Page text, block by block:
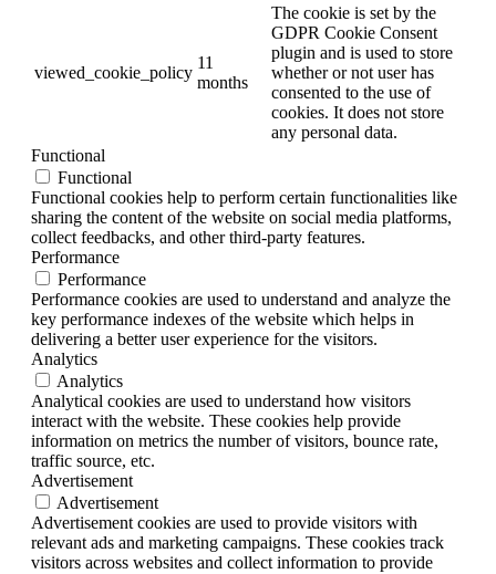
viewed_cookie_policy
11
months
The cookie is set by the
GDPR Cookie Consent
plugin and is used to store
whether or not user has
consented to the use of
cookies. It does not store
any personal data.
Functional
Functional
Functional cookies help to perform certain functionalities like
sharing the content of the website on social media platforms,
collect feedbacks, and other third-party features.
Performance
Performance
Performance cookies are used to understand and analyze the
key performance indexes of the website which helps in
delivering a better user experience for the visitors.
Analytics
Analytics
Analytical cookies are used to understand how visitors
interact with the website. These cookies help provide
information on metrics the number of visitors, bounce rate,
traffic source, etc.
Advertisement
Advertisement
Advertisement cookies are used to provide visitors with
relevant ads and marketing campaigns. These cookies track
visitors across websites and collect information to provide